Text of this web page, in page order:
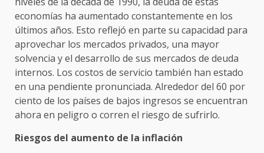
economías ha aumentado constantemente en los
últimos años. Esto reflejó en parte su capacidad para
aprovechar los mercados privados, una mayor
solvencia y el desarrollo de sus mercados de deuda
internos. Los costos de servicio también han estado
en una pendiente pronunciada. Alrededor del 60 por
ciento de los países de bajos ingresos se encuentran
ahora en peligro o corren el riesgo de sufrirlo.
Riesgos del aumento de la inflación